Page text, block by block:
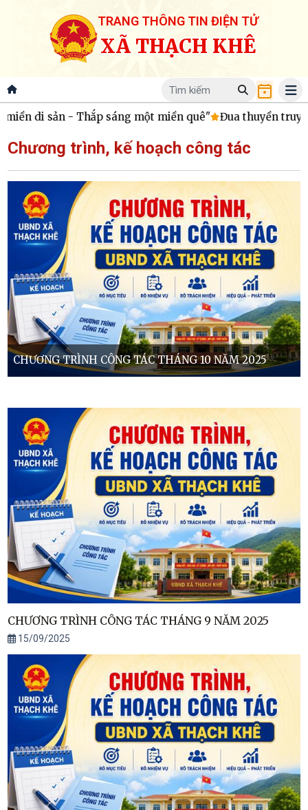
TRANG THÔNG TIN ĐIỆN TỬ
XÃ THẠCH KHÊ
di sản - Thắp sáng một miền quê" Đua thuyền truyền
Chương trình, kế hoạch công tác
CHƯƠNG TRÌNH CÔNG TÁC THÁNG 10 NĂM 2025
CHƯƠNG TRÌNH CÔNG TÁC THÁNG 9 NĂM 2025
15/09/2025